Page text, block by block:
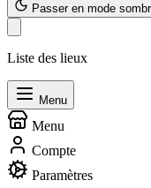
Passer en mode
Liste des lieux
Menu
Menu
Compte
Paramètres